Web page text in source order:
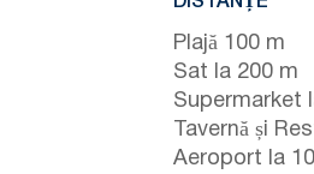
Plajă 100 m
Sat la 200 m
Supermarket
Tavernă și
Aeroport la